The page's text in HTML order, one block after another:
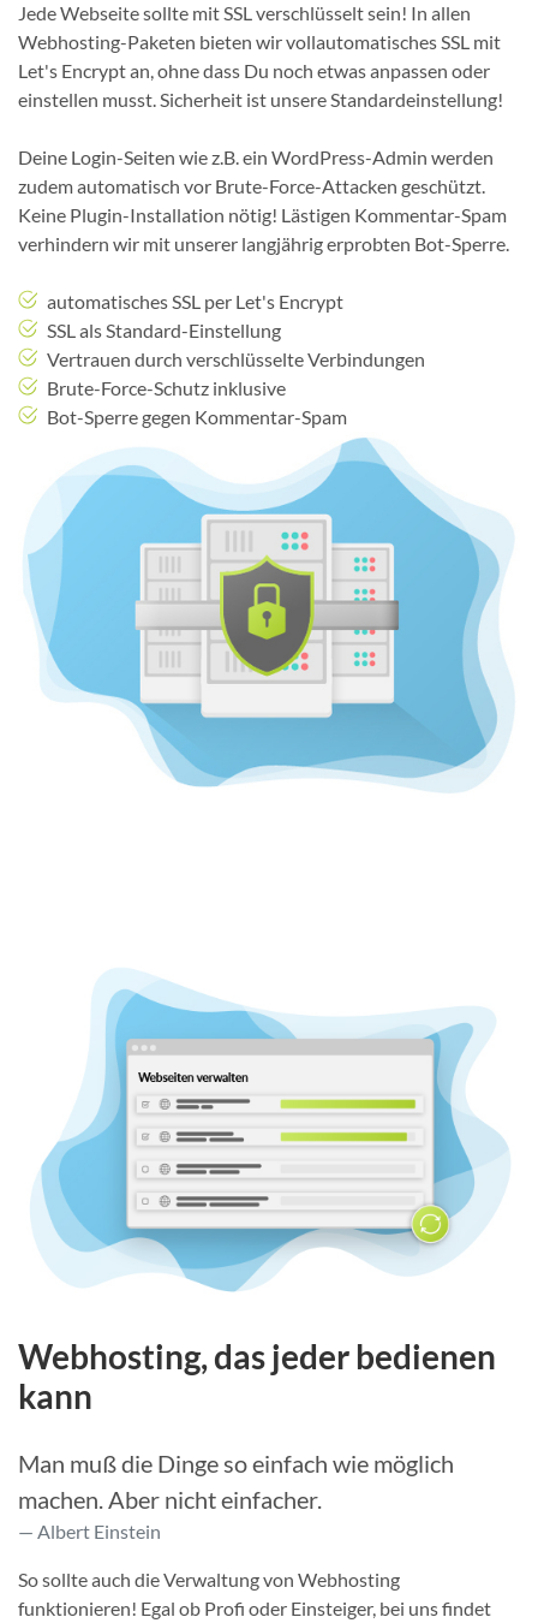
Jede Webseite sollte mit SSL verschlüsselt sein! In allen
Webhosting-Paketen bieten wir vollautomatisches SSL mit
Let's Encrypt an, ohne dass Du noch etwas anpassen oder
einstellen musst. Sicherheit ist unsere Standardeinstellung!
Deine Login-Seiten wie z.B. ein WordPress-Admin werden
zudem automatisch vor Brute-Force-Attacken geschützt.
Keine Plugin-Installation nötig! Lästigen Kommentar-Spam
verhindern wir mit unserer langjährig erprobten Bot-Sperre.
automatisches SSL per Let's Encrypt
SSL als Standard-Einstellung
Vertrauen durch verschlüsselte Verbindungen
Brute-Force-Schutz inklusive
Bot-Sperre gegen Kommentar-Spam
Webhosting, das jeder bedienen
kann
Man muß die Dinge so einfach wie möglich
machen. Aber nicht einfacher.
Albert Einstein
So sollte auch die Verwaltung von Webhosting
funktionieren! Egal ob Profi oder Einsteiger, bei uns findet